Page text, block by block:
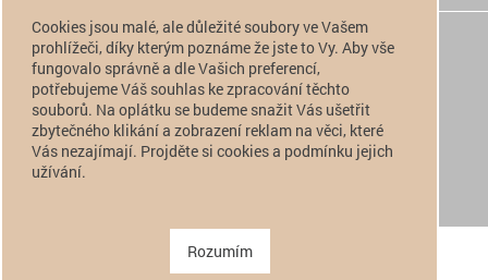
 +420 774 949 776
 info@alfatactical.cz
verze pro PC
Cookies jsou malé, ale důležité soubory ve Vašem
prohlížeči, díky kterým poznáme že jste to Vy. Aby vše
fungovalo správně a dle Vašich preferencí,
potřebujeme Váš souhlas ke zpracování těchto
souborů. Na oplátku se budeme snažit Vás ušetřit
zbytečného klikání a zobrazení reklam na věci, které
Vás nezajímají. Projděte si cookies a podmínku jejich
užívání.
Rozumím